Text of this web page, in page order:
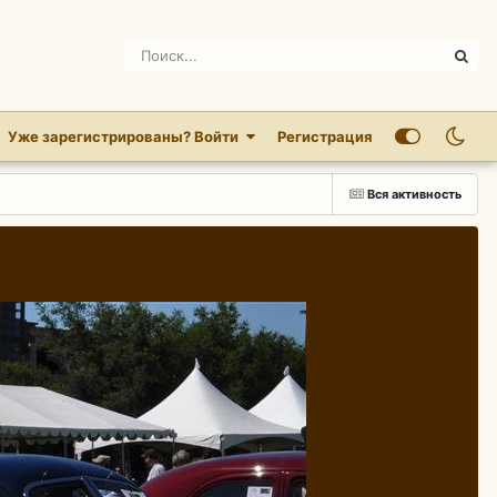
Уже зарегистрированы? Войти Регистрация
Вся активность